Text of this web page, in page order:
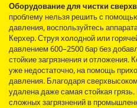
Оборудование для чистки
проблему нельзя решить с
давления, воспользуйтесь
Керхер. Струя холодной или
давлением 600–2500 бар без
стойкие загрязнения и отложения.
уже недостаточно, на помощь
давления. Благодаря
удалена даже самая стойкая
сложных загрязнений в